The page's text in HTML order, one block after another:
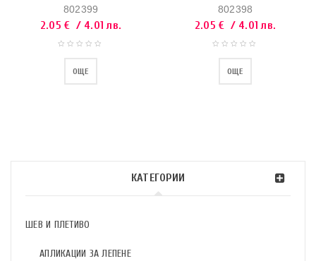
КАТЕГОРИИ
ШЕВ И ПЛЕТИВО
АПЛИКАЦИИ ЗА ЛЕПЕНЕ
802399
2.05€ / 4.01 лв.
ОЩЕ
802398
2.05€ / 4.01 лв.
ОЩЕ